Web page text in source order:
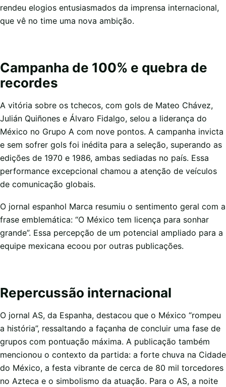
rendeu elogios entusiasmados da imprensa internacional,
que vê no time uma nova ambição.
Campanha de 100% e quebra de
recordes
A vitória sobre os tchecos, com gols de Mateo Chávez,
Julián Quiñones e Álvaro Fidalgo, selou a liderança do
México no Grupo A com nove pontos. A campanha invicta
e sem sofrer gols foi inédita para a seleção, superando as
edições de 1970 e 1986, ambas sediadas no país. Essa
performance excepcional chamou a atenção de veículos
de comunicação globais.
O jornal espanhol Marca resumiu o sentimento geral com a
frase emblemática: “O México tem licença para sonhar
grande”. Essa percepção de um potencial ampliado para a
equipe mexicana ecoou por outras publicações.
Repercussão internacional
O jornal AS, da Espanha, destacou que o México “rompeu
a história”, ressaltando a façanha de concluir uma fase de
grupos com pontuação máxima. A publicação também
mencionou o contexto da partida: a forte chuva na Cidade
do México, a festa vibrante de cerca de 80 mil torcedores
no Azteca e o simbolismo da atuação. Para o AS, a noite